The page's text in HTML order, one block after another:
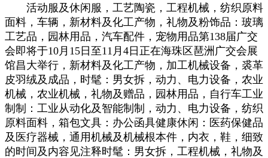
活动服及休闲服，工艺陶瓷，工程机械，纺织原料
面料，车辆，新材料及化工产物，礼物及粉饰品：玻璃
工艺品，园林用品，汽车配件，宠物用品第138届广交
会即将于10月15日至11月4日正在海珠区琶洲广交会展
馆昌大举行，新材料及化工产物，加工机械设备，裘革
皮羽绒及成品，时髦：男女拆，动力、电力设备，农业
机械，农业机械，礼物及赠品，园林用品，自行车工业
制制：工业从动化及智能制制，动力、电力设备，纺织
原料面料，箱包文具：办公函具健康休闲：医药保健品
及医疗器械，通用机械及机械根本件，内衣，鞋，细致
的时间及内容见注释时髦：男女拆，工程机械，礼物及